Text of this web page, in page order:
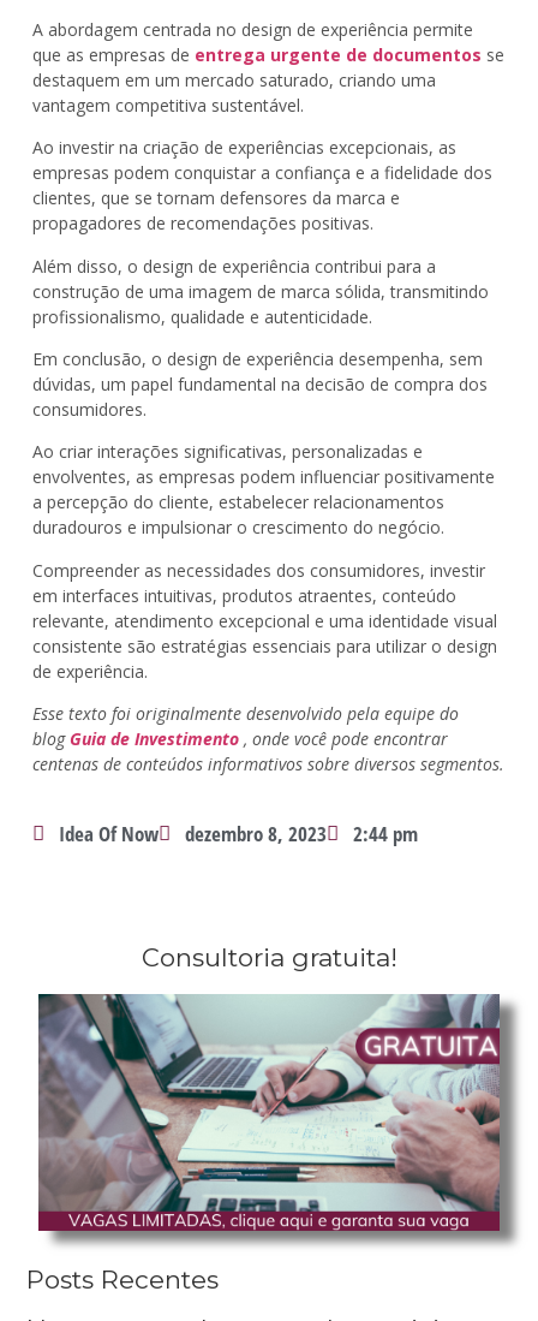
A abordagem centrada no design de experiência permite
que as empresas de entrega urgente de documentos se
destaquem em um mercado saturado, criando uma
vantagem competitiva sustentável.
Ao investir na criação de experiências excepcionais, as
empresas podem conquistar a confiança e a fidelidade dos
clientes, que se tornam defensores da marca e
propagadores de recomendações positivas.
Além disso, o design de experiência contribui para a
construção de uma imagem de marca sólida, transmitindo
profissionalismo, qualidade e autenticidade.
Em conclusão, o design de experiência desempenha, sem
dúvidas, um papel fundamental na decisão de compra dos
consumidores.
Ao criar interações significativas, personalizadas e
envolventes, as empresas podem influenciar positivamente
a percepção do cliente, estabelecer relacionamentos
duradouros e impulsionar o crescimento do negócio.
Compreender as necessidades dos consumidores, investir
em interfaces intuitivas, produtos atraentes, conteúdo
relevante, atendimento excepcional e uma identidade visual
consistente são estratégias essenciais para utilizar o design
de experiência.
Esse texto foi originalmente desenvolvido pela equipe do
blog Guia de Investimento , onde você pode encontrar
centenas de conteúdos informativos sobre diversos segmentos.
Idea Of Now dezembro 8, 2023 2:44 pm
Consultoria gratuita!
Posts Recentes